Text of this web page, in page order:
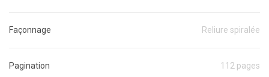
Façonnage Reliure spiralée
Pagination 112 pages